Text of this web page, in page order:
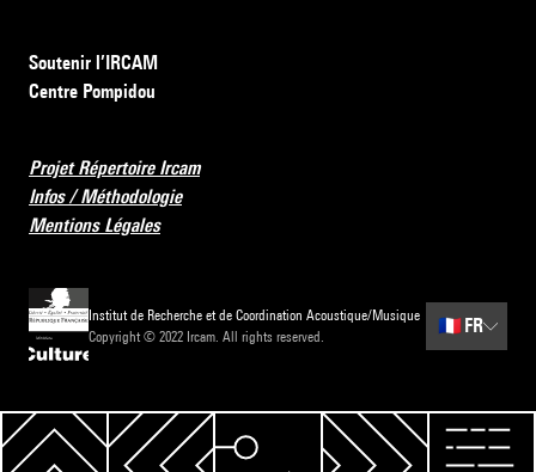
Soutenir l’IRCAM
Centre Pompidou
Projet Répertoire Ircam
Infos / Méthodologie
Mentions Légales
Institut de Recherche et de Coordination Acoustique/Musique
Copyright © 2022 Ircam. All rights reserved.
🇫🇷 FR